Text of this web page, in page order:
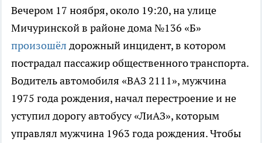
Вечером 17 ноября, около 19:20, на улице
Мичуринской в районе дома №136 «Б»
произошёл дорожный инцидент, в котором
пострадал пассажир общественного транспорта.
Водитель автомобиля «ВАЗ 2111», мужчина
1975 года рождения, начал перестроение и не
уступил дорогу автобусу «ЛиАЗ», которым
управлял мужчина 1963 года рождения. Чтобы